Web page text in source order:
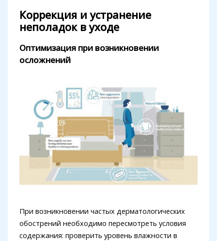
Коррекция и устранение
неполадок в уходе
Оптимизация при возникновении
осложнений
При возникновении частых дерматологических
обострений необходимо пересмотреть условия
содержания: проверить уровень влажности в